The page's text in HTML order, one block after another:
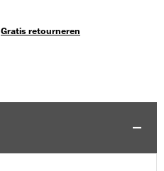
Gratis retourneren